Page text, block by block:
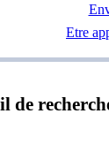
Etre
de